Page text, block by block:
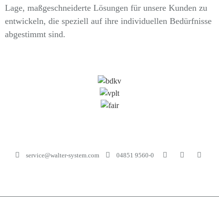
Lage, maßgeschneiderte Lösungen für unsere Kunden zu
entwickeln, die speziell auf ihre individuellen Bedürfnisse
abgestimmt sind.
service@walter-system.com 04851 9560-0